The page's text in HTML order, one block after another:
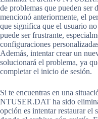
de problemas que pueden ser
mencionó anteriormente, el
que significa que el usuario
puede ser frustrante,
configuraciones
Además, intentar crear un
solucionará el problema, ya
completar el inicio de sesión.
Si te encuentras en una
NTUSER.DAT ha sido
opción es intentar restaurar el